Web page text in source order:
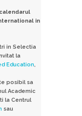
in
in Selectia
la
Education,
posibil sa
Academic
la Centrul
sau